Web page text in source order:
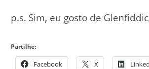
p.s. Sim, eu gosto de
Partilhe:
Facebook X